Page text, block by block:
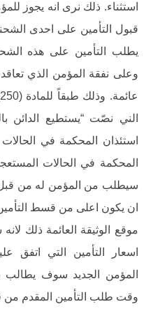
استثناء. ذلك نرى انه يجوز
قبول التأمين على احدى
يطلب التأمين على هذه
وعلى نفقة المؤمن الذي
الني نصّت “يستطيع الدائن
استئذان المحكمة في
المحكمة في الحالات
سيطلب من المؤمن له من قبل
ان يكون اعلى من قسط
موقع الوثيقة العائمة ذلك
اسعار التأمين التي اتفق
المؤمن الجديد سوف يطالب
وقت طلب التأمين المقدم من